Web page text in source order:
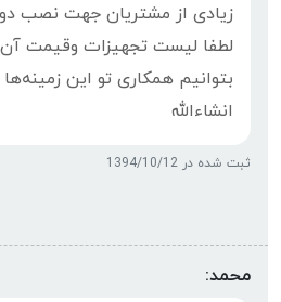
زیادی از مشتریان جهت نصب
لطفا لیست تجهیزات وقیمت آن
بتوانیم همکاری تو این
انشاءالله
ثبت شده در 1394/10/12
محمد: